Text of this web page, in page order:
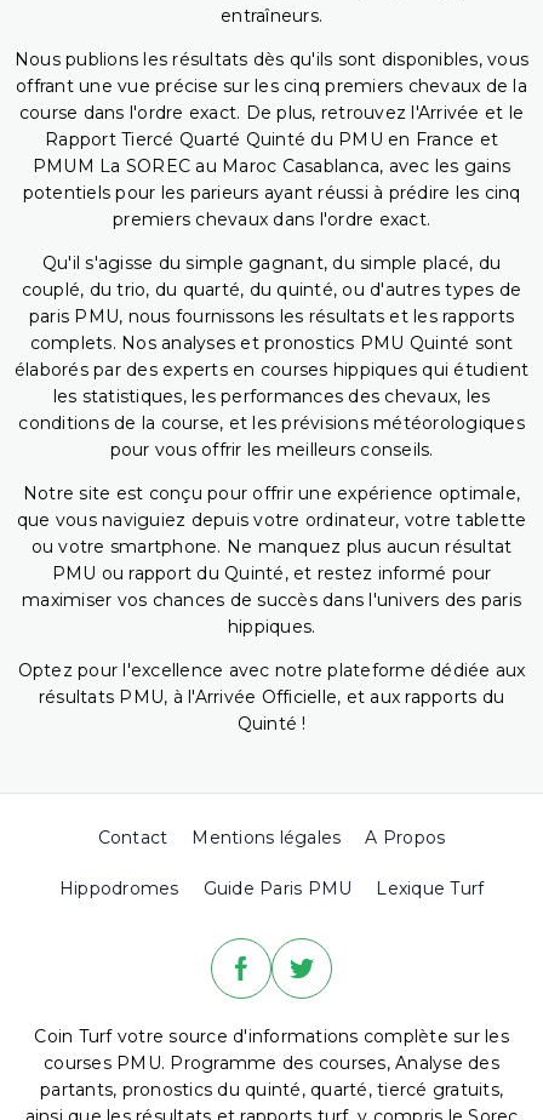
entraîneurs.
Nous publions les résultats dès qu'ils sont disponibles, vous
offrant une vue précise sur les cinq premiers chevaux de la
course dans l'ordre exact. De plus, retrouvez l'Arrivée et le
Rapport Tiercé Quarté Quinté du PMU en France et
PMUM La SOREC au Maroc Casablanca, avec les gains
potentiels pour les parieurs ayant réussi à prédire les cinq
premiers chevaux dans l'ordre exact.
Qu'il s'agisse du simple gagnant, du simple placé, du
couplé, du trio, du quarté, du quinté, ou d'autres types de
paris PMU, nous fournissons les résultats et les rapports
complets. Nos analyses et pronostics PMU Quinté sont
élaborés par des experts en courses hippiques qui étudient
les statistiques, les performances des chevaux, les
conditions de la course, et les prévisions météorologiques
pour vous offrir les meilleurs conseils.
Notre site est conçu pour offrir une expérience optimale,
que vous naviguiez depuis votre ordinateur, votre tablette
ou votre smartphone. Ne manquez plus aucun résultat
PMU ou rapport du Quinté, et restez informé pour
maximiser vos chances de succès dans l'univers des paris
hippiques.
Optez pour l'excellence avec notre plateforme dédiée aux
résultats PMU, à l'Arrivée Officielle, et aux rapports du
Quinté !
Contact Mentions légales A Propos
Hippodromes Guide Paris PMU Lexique Turf
Coin Turf votre source d'informations complète sur les
courses PMU. Programme des courses, Analyse des
partants, pronostics du quinté, quarté, tiercé gratuits,